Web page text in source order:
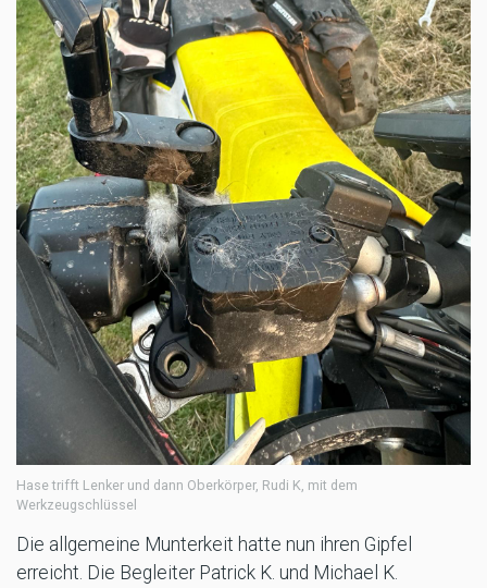
Hase trifft Lenker und dann Oberkörper, Rudi K, mit dem
Werkzeugschlüssel
Die allgemeine Munterkeit hatte nun ihren Gipfel
erreicht. Die Begleiter Patrick K. und Michael K.